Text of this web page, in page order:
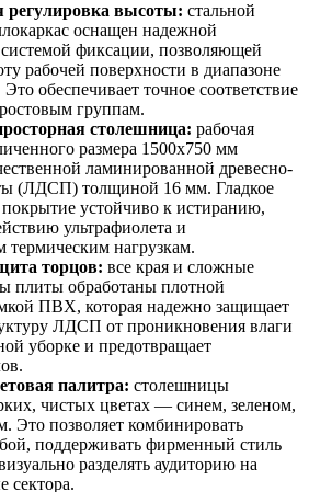
регулировка высоты: стальной
оснащен надежной
системой фиксации, позволяющей
рабочей поверхности в диапазоне
обеспечивает точное соответствие
группам.
столешница: рабочая
размера 1500х750 мм
ламинированной древесно-
(ЛДСП) толщиной 16 мм. Гладкое
устойчиво к истиранию,
ультрафиолета и
термическим нагрузкам.
торцов: все края и сложные
плиты обработаны плотной
ПВХ, которая надежно защищает
ЛДСП от проникновения влаги
уборке и предотвращает
палитра: столешницы
чистых цветах — синем, зеленом,
Это позволяет комбинировать
поддерживать фирменный стиль
разделять аудиторию на
сектора.